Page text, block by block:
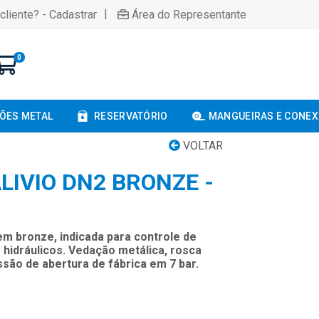
- Cadastrar | Área do Representante
0
METAL RESERVATÓRIO MANGUEIRAS E
VOLTAR
DN2 BRONZE -
bronze, indicada para controle de
Vedação metálica, rosca
de abertura de fábrica em 7 bar.